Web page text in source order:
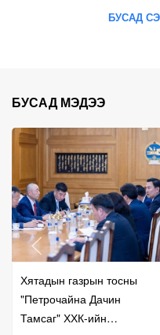
БУСАД
БУСАД МЭДЭЭ
Хятадын газрын тосны
"Петрочайна Дачин
Тамсаг" ХХК-ийн